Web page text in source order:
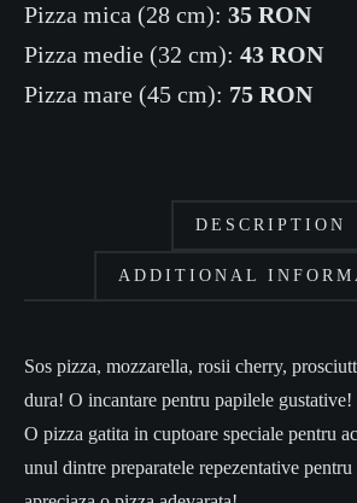
Pizza mica (28 cm): 35 RON
Pizza medie (32 cm): 43 RON
Pizza mare (45 cm): 75 RON
DESCRIPTION
ADDITIONAL
Sos pizza, mozzarella, rosii cherry,
dura! O incantare pentru papilele gustative!
O pizza gatita in cuptoare speciale pentru
unul dintre preparatele repezentative